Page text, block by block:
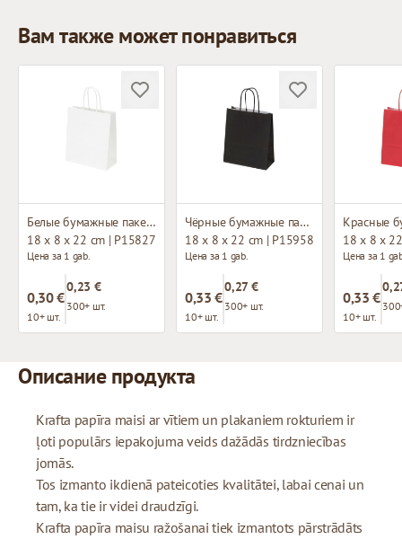
Вам также может понравиться
Белые бумажные пакеты с плетёными ручками
18 x 8 x 22 cm | P15827
Цена за 1 gab.
0,30 €
10+ шт.
0,23 €
300+ шт.
Чёрные бумажные пакеты с плетёными ручками
18 x 8 x 22 cm | P15958
Цена за 1 gab.
0,33 €
10+ шт.
0,27 €
300+ шт.
18 x 8 x
Цена за 1
0,33 €
10+ шт.
Описание продукта
Krafta papīra maisi ar vītiem un plakaniem rokturiem ir
ļoti populārs iepakojuma veids dažādās tirdzniecības
jomās.
Tos izmanto ikdienā pateicoties kvalitātei, labai cenai un
tam, ka tie ir videi draudzīgi.
Krafta papīra maisu ražošanai tiek izmantots pārstrādāts